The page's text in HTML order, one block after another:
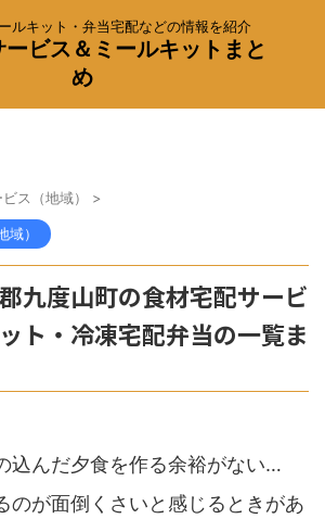
ルキット・弁当宅配などの情報を紹介
ビス＆ミールキットまと
め
ス（地域） >
）
九度山町の食材宅配サービ
ト・冷凍宅配弁当の一覧ま
込んだ夕食を作る余裕がない…
のが面倒くさいと感じるときがあ